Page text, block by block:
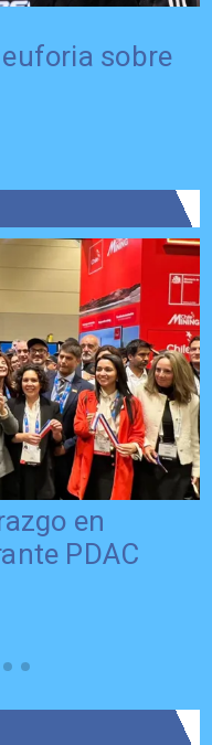
sobre
en
PDAC